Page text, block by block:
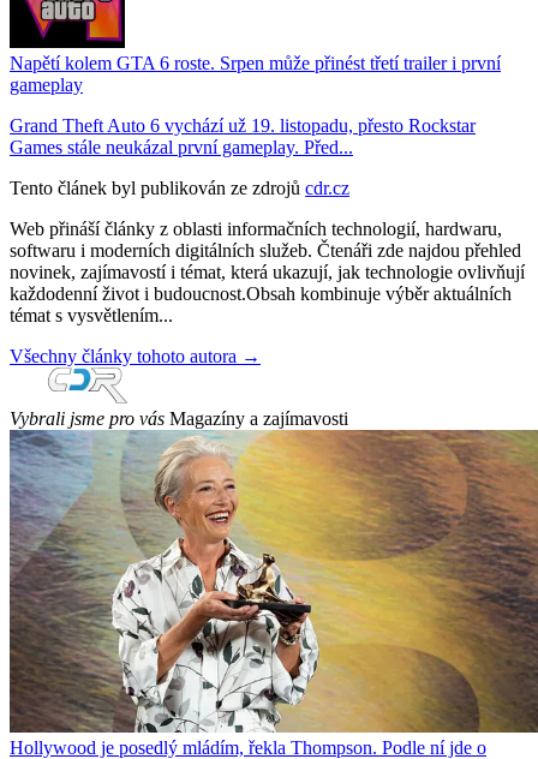
Napětí kolem GTA 6 roste. Srpen může přinést třetí trailer i první
gameplay
Grand Theft Auto 6 vychází už 19. listopadu, přesto Rockstar
Games stále neukázal první gameplay. Před...
Tento článek byl publikován ze zdrojů cdr.cz
Web přináší články z oblasti informačních technologií, hardwaru,
softwaru i moderních digitálních služeb. Čtenáři zde najdou přehled
novinek, zajímavostí i témat, která ukazují, jak technologie ovlivňují
každodenní život i budoucnost.Obsah kombinuje výběr aktuálních
témat s vysvětlením...
Všechny články tohoto autora →
Vybrali jsme pro vás Magazíny a zajímavosti
Hollywood je posedlý mládím, řekla Thompson. Podle ní jde o